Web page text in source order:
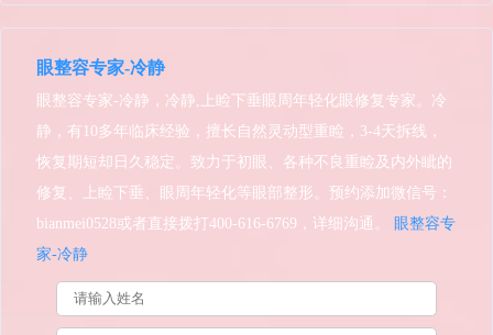
眼整容专家-冷静
眼整容专家-冷静，冷静,上睑下垂眼周年轻化眼修复专家。冷
静，有10多年临床经验，擅长自然灵动型重睑，3-4天拆线，
恢复期短却日久稳定。致力于初眼、各种不良重睑及内外眦的
修复、上睑下垂、眼周年轻化等眼部整形。预约添加微信号：
bianmei0528或者直接拨打400-616-6769，详细沟通。
眼整容专
家-冷静